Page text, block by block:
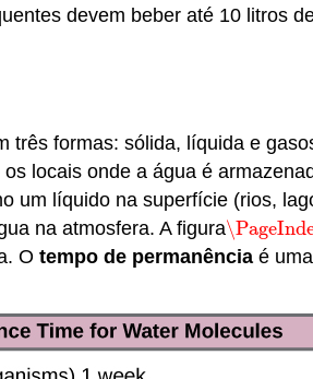
devem beber até 10 litros
três formas: sólida, líquida e
os locais onde a água é
um líquido na superfície (rios,
na atmosfera. A figura
O tempo de permanência é